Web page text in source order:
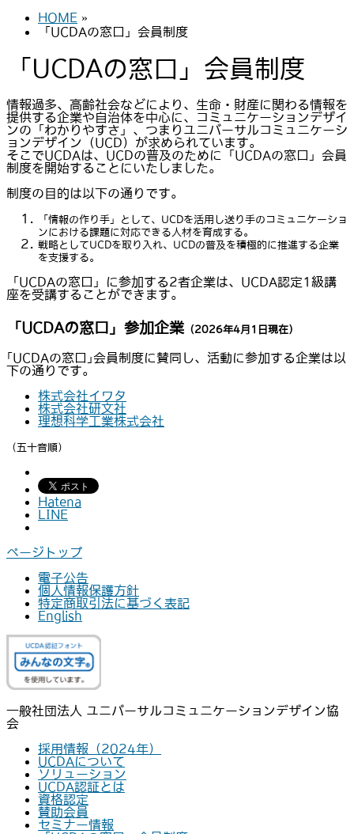
HOME »
「UCDAの窓口」会員制度
「UCDAの窓口」会員制度
情報過多、高齢社会などにより、生命・財産に関わる情報を
提供する企業や自治体を中心に、コミュニケーションデザイ
ンの「わかりやすさ」、つまりユニバーサルコミュニケーシ
ョンデザイン（UCD）が求められています。
そこでUCDAは、UCDの普及のために「UCDAの窓口」会員
制度を開始することにいたしました。
制度の目的は以下の通りです。
「情報の作り手」として、UCDを活用し送り手のコミュニケーショ
ンにおける課題に対応できる人材を育成する。
戦略としてUCDを取り入れ、UCDの普及を積極的に推進する企業
を支援する。
「UCDAの窓口」に参加する2者企業は、UCDA認定1級講
座を受講することができます。
「UCDAの窓口」参加企業 （2026年4月1日現在）
｢UCDAの窓口｣会員制度に賛同し、活動に参加する企業は以
下の通りです。
株式会社イワタ
株式会社研文社
理想科学工業株式会社
（五十音順）
Hatena
LINE
ページトップ
電子公告
個人情報保護方針
特定商取引法に基づく表記
English
一般社団法人 ユニバーサルコミュニケーションデザイン協
会
採用情報（2024年）
UCDAについて
ソリューション
UCDA認証とは
資格認定
賛助会員
セミナー情報